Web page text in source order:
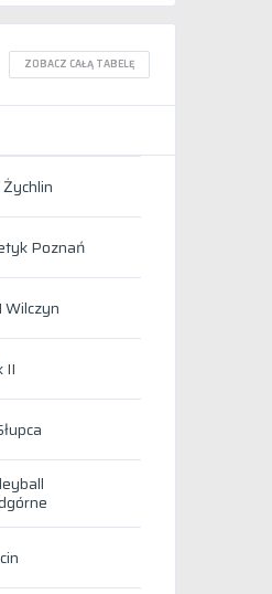
ZOBACZ CAŁĄ TABELĘ
Poznań
Wilczyn
II